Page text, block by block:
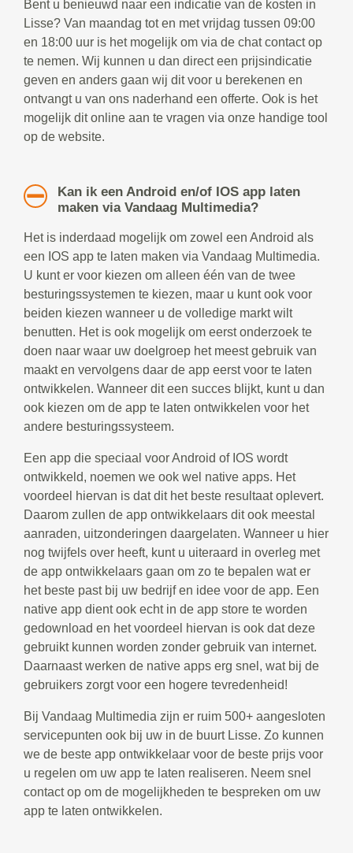
Bent u benieuwd naar een indicatie van de kosten in
Lisse? Van maandag tot en met vrijdag tussen 09:00
en 18:00 uur is het mogelijk om via de chat contact op
te nemen. Wij kunnen u dan direct een prijsindicatie
geven en anders gaan wij dit voor u berekenen en
ontvangt u van ons naderhand een offerte. Ook is het
mogelijk dit online aan te vragen via onze handige tool
op de website.
Kan ik een Android en/of IOS app laten
maken via Vandaag Multimedia?
Het is inderdaad mogelijk om zowel een Android als
een IOS app te laten maken via Vandaag Multimedia.
U kunt er voor kiezen om alleen één van de twee
besturingssystemen te kiezen, maar u kunt ook voor
beiden kiezen wanneer u de volledige markt wilt
benutten. Het is ook mogelijk om eerst onderzoek te
doen naar waar uw doelgroep het meest gebruik van
maakt en vervolgens daar de app eerst voor te laten
ontwikkelen. Wanneer dit een succes blijkt, kunt u dan
ook kiezen om de app te laten ontwikkelen voor het
andere besturingssysteem.
Een app die speciaal voor Android of IOS wordt
ontwikkeld, noemen we ook wel native apps. Het
voordeel hiervan is dat dit het beste resultaat oplevert.
Daarom zullen de app ontwikkelaars dit ook meestal
aanraden, uitzonderingen daargelaten. Wanneer u hier
nog twijfels over heeft, kunt u uiteraard in overleg met
de app ontwikkelaars gaan om zo te bepalen wat er
het beste past bij uw bedrijf en idee voor de app. Een
native app dient ook echt in de app store te worden
gedownload en het voordeel hiervan is ook dat deze
gebruikt kunnen worden zonder gebruik van internet.
Daarnaast werken de native apps erg snel, wat bij de
gebruikers zorgt voor een hogere tevredenheid!
Bij Vandaag Multimedia zijn er ruim 500+ aangesloten
servicepunten ook bij uw in de buurt Lisse. Zo kunnen
we de beste app ontwikkelaar voor de beste prijs voor
u regelen om uw app te laten realiseren. Neem snel
contact op om de mogelijkheden te bespreken om uw
app te laten ontwikkelen.